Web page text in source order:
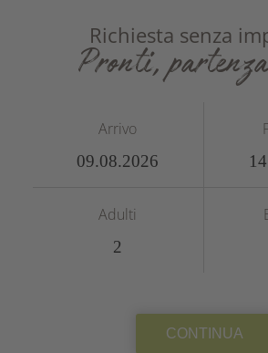
Richiesta senza
Pronti,
Arrivo
Adulti
CONTINUA